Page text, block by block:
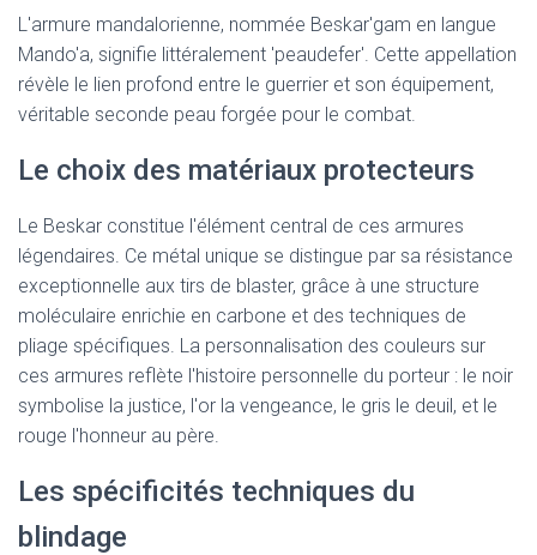
L'armure mandalorienne, nommée Beskar'gam en langue
Mando'a, signifie littéralement 'peaudefer'. Cette appellation
révèle le lien profond entre le guerrier et son équipement,
véritable seconde peau forgée pour le combat.
Le choix des matériaux protecteurs
Le Beskar constitue l'élément central de ces armures
légendaires. Ce métal unique se distingue par sa résistance
exceptionnelle aux tirs de blaster, grâce à une structure
moléculaire enrichie en carbone et des techniques de
pliage spécifiques. La personnalisation des couleurs sur
ces armures reflète l'histoire personnelle du porteur : le noir
symbolise la justice, l'or la vengeance, le gris le deuil, et le
rouge l'honneur au père.
Les spécificités techniques du
blindage